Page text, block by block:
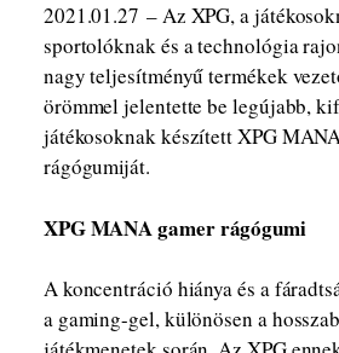
2021.01.27 – Az XPG, a
sportolóknak és a technológia
nagy teljesítményű termékek
örömmel jelentette be legújabb,
játékosoknak készített XPG
rágógumiját.
XPG MANA gamer rágógumi
A koncentráció hiánya és a
a gaming-gel, különösen a